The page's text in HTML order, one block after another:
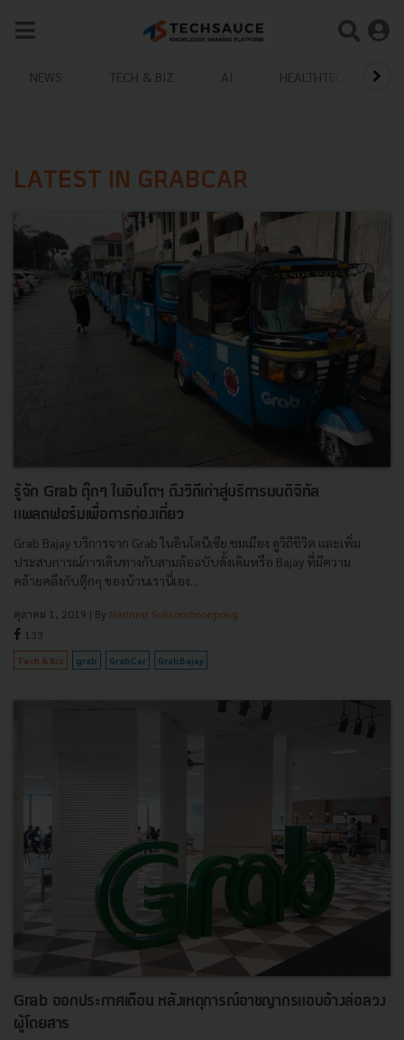
NEWS TECH & BIZ AI HEALTHTECH
LATEST IN GRABCAR
รู้จัก Grab ตุ๊กๆ ในอินโดฯ ดึงวิถีเก่าสู่บริการบนดิจิทัล
แพลตฟอร์มเพื่อการท่องเที่ยว
Grab Bajay บริการจาก Grab ในอินโดนีเซีย ชมเมือง ดูวิถีชีวิต และเพิ่ม
ประสบการณ์การเดินทางกับสามล้อฉบับดั้งเดิมหรือ Bajay ที่มีความ
คล้ายคลึงกับตุ๊กๆ ของบ้านเรานี่เอง...
ตุลาคม 1, 2019 | By Narinrat Suksomboonpong
133
Tech & Biz grab GrabCar GrabBajay
Grab ออกประกาศเตือน หลังเหตุการณ์อาชญากรแอบอ้างล่อลวง
ผู้โดยสาร